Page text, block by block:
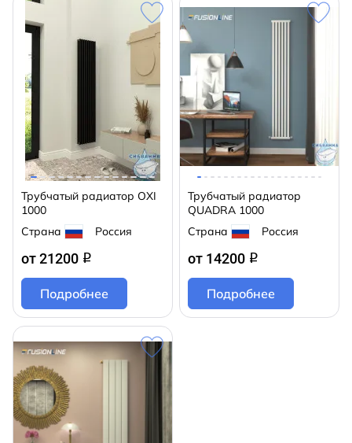
Трубчатый радиатор OXI
1000
Страна
Россия
от 21200 q
Подробнее
Трубчатый радиатор
QUADRA 1000
Страна
Россия
от 14200 q
Подробнее